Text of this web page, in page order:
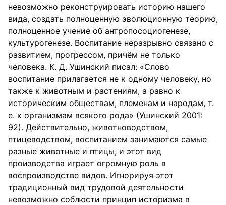
невозможно реконструировать историю нашего
вида, создать полноценную эволюционную теорию,
полноценное учение об антропосоциогенезе,
культурогенезе. Воспитание неразрывно связано с
развитием, прогрессом, причём не только
человека. К. Д. Ушинский писал: «Слово
воспитание прилагается не к одному человеку, но
также к животным и растениям, а равно к
историческим обществам, племенам и народам, т.
е. к организмам всякого рода» (Ушинский 2001:
92). Действительно, животноводством,
птицеводством, воспитанием занимаются самые
разные животные и птицы, и этот вид
производства играет огромную роль в
воспроизводстве видов. Игнорируя этот
традиционный вид трудовой деятельности
невозможно соблюсти принцип историзма в